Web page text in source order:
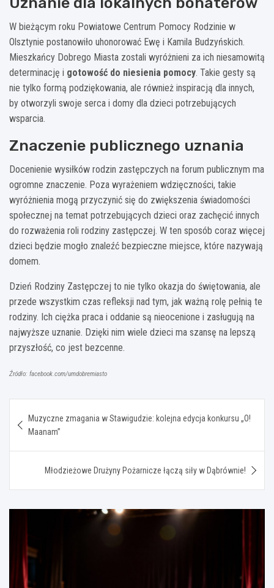
W bieżącym roku Powiatowe Centrum Pomocy Rodzinie w
Olsztynie postanowiło uhonorować Ewę i Kamila Budzyńskich.
Mieszkańcy Dobrego Miasta zostali wyróżnieni za ich niesamowitą
determinację i gotowość do niesienia pomocy. Takie gesty są
nie tylko formą podziękowania, ale również inspiracją dla innych,
by otworzyli swoje serca i domy dla dzieci potrzebujących
wsparcia.
Znaczenie publicznego uznania
Docenienie wysiłków rodzin zastępczych na forum publicznym ma
ogromne znaczenie. Poza wyrażeniem wdzięczności, takie
wyróżnienia mogą przyczynić się do zwiększenia świadomości
społecznej na temat potrzebujących dzieci oraz zachęcić innych
do rozważenia roli rodziny zastępczej. W ten sposób coraz więcej
dzieci będzie mogło znaleźć bezpieczne miejsce, które nazywają
domem.
Dzień Rodziny Zastępczej to nie tylko okazja do świętowania, ale
przede wszystkim czas refleksji nad tym, jak ważną rolę pełnią te
rodziny. Ich ciężka praca i oddanie są nieocenione i zasługują na
najwyższe uznanie. Dzięki nim wiele dzieci ma szansę na lepszą
przyszłość, co jest bezcenne.
Źródło: facebook.com/umdobremiasto
wpisu
Muzyczne zmagania w Stawigudzie: kolejna edycja konkursu „O!
Maanam”
Młodzieżowe Drużyny Pożarnicze łączą siły w Dąbrównie!